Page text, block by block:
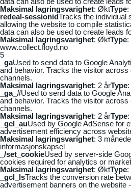
Maksimal lagringsvarighet: ØktType:
redeal-sessionidTracks the individual
allowing the website to compile
data can also be used to create leads
Maksimal lagringsvarighet: ØktType:
www.collect.floyd.no
5
_gaUsed to send data to Google
and behavior. Tracks the visitor
channels.
Maksimal lagringsvarighet: 2 årType
_ga_#Used to send data to Google
and behavior. Tracks the visitor
channels.
Maksimal lagringsvarighet: 2 årType
_gcl_auUsed by Google AdSense for
advertisement efficiency across
Maksimal lagringsvarighet: 3
informasjonskapsel
_/set_cookieUsed by server-side
cookies required for analytics or
Maksimal lagringsvarighet: ØktType:
_gcl_lsTracks the conversion rate
advertisement banners on the website